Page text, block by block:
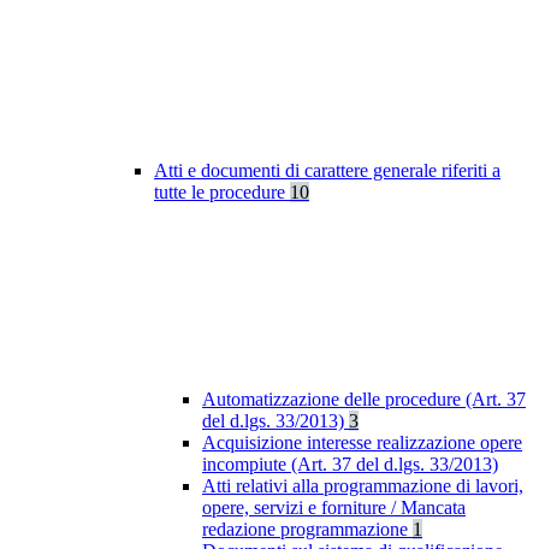
Atti e documenti di carattere generale riferiti a
tutte le procedure 10
Automatizzazione delle procedure (Art. 37
del d.lgs. 33/2013) 3
Acquisizione interesse realizzazione opere
incompiute (Art. 37 del d.lgs. 33/2013)
Atti relativi alla programmazione di lavori,
opere, servizi e forniture / Mancata
redazione programmazione 1